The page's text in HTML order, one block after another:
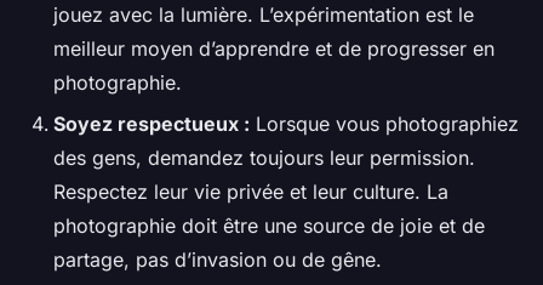
jouez avec la lumière. L’expérimentation est le
meilleur moyen d’apprendre et de progresser en
photographie.
Soyez respectueux : Lorsque vous photographiez
des gens, demandez toujours leur permission.
Respectez leur vie privée et leur culture. La
photographie doit être une source de joie et de
partage, pas d’invasion ou de gêne.